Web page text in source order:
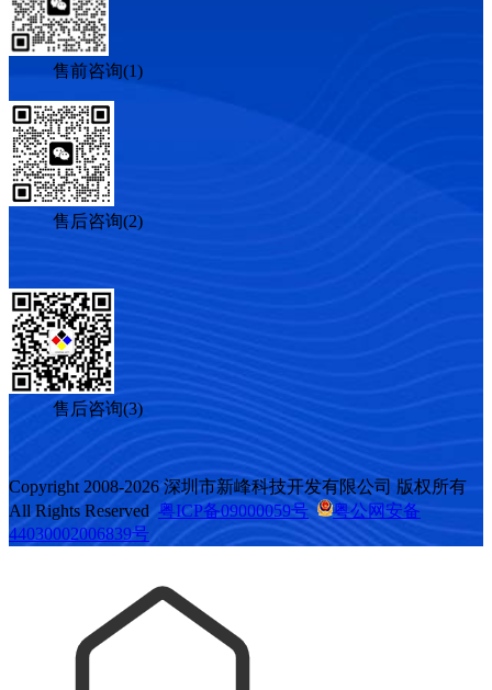
售前咨询(1)
售后咨询(2)
售后咨询(3)
Copyright 2008-2026 深圳市新峰科技开发有限公司 版权所有
All Rights Reserved 粤ICP备09000059号
粤公网安备
44030002006839号